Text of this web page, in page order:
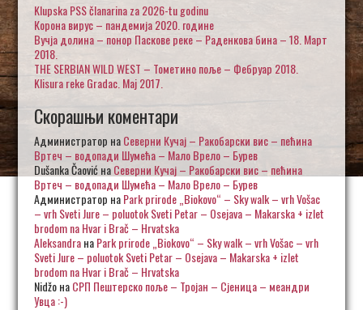
Klupska PSS članarina za 2026-tu godinu
Корона вирус – пандемија 2020. године
Вучја долина – понор Паскове реке – Раденкова бина – 18. Март
2018.
THE SERBIAN WILD WEST – Тометино поље – Фебруар 2018.
Klisura reke Gradac. Maj 2017.
Скорашњи коментари
Администратор наСеверни Кучај – Ракобарски вис – пећина
Вртеч – водопади Шумећа – Мало Врело – Бурев
Dušanka ČaovićнаСеверни Кучај – Ракобарски вис – пећина
Вртеч – водопади Шумећа – Мало Врело – Бурев
Администратор наPark prirode „Biokovo“ – Sky walk – vrh Vošac
– vrh Sveti Jure – poluotok Sveti Petar – Osejava – Makarska + izlet
brodom na Hvar i Brač – Hrvatska
AleksandraнаPark prirode „Biokovo“ – Sky walk – vrh Vošac – vrh
Sveti Jure – poluotok Sveti Petar – Osejava – Makarska + izlet
brodom na Hvar i Brač – Hrvatska
NidžoнаСРП Пештерско поље – Тројан – Сјеница – меандри
Увца :-)